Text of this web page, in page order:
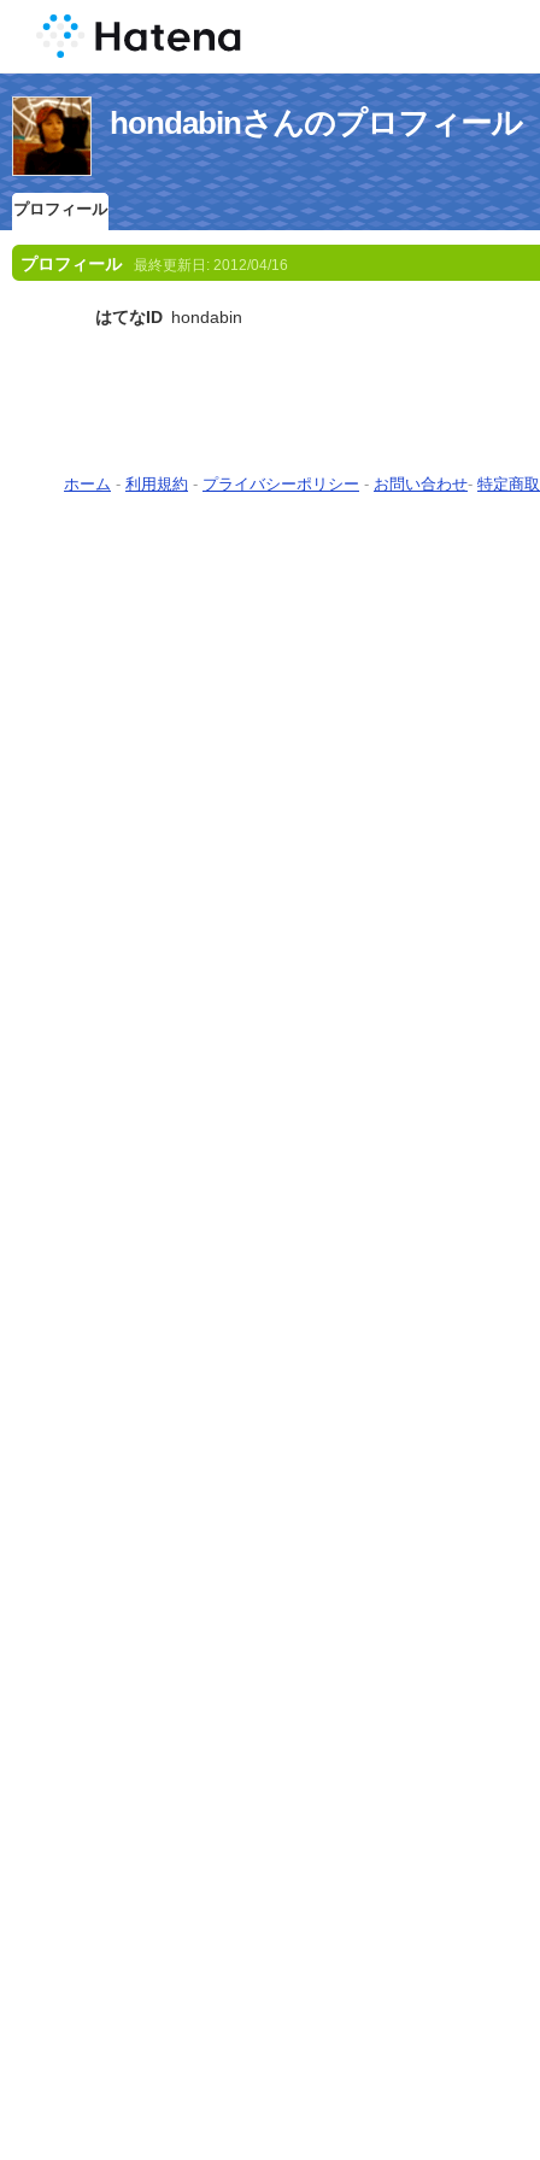
hondabinさんのプロフィール
プロフィール
プロフィール 最終更新日: 2012/04/16
はてなID hondabin
ホーム - 利用規約 - プライバシーポリシー - お問い合わせ- 特定商